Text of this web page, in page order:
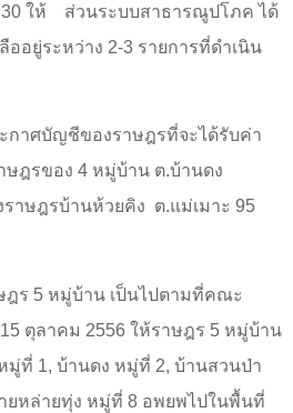
30 ให้
ส่วนระบบสาธารณูปโภค ได้
ออยู่ระหว่าง 2-3 รายการที่ดำเนิน
กาศบัญชีของราษฎรที่จะได้รับค่า
ษฎรของ 4 หมู่บ้าน ต.บ้านดง
ราษฎรบ้านห้วยคิง ต.แม่เมาะ 95
ฎร 5 หมู่บ้าน เป็นไปตามที่คณะ
15 ตุลาคม 2556 ให้ราษฎร 5 หมู่บ้าน
มู่ที่ 1, บ้านดง หมู่ที่ 2, บ้านสวนป่า
ยหล่ายทุ่ง หมู่ที่ 8 อพยพไปในพื้นที่